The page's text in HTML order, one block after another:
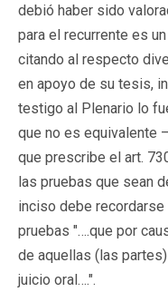
debió haber sido
para el recurrente es
citando al respecto
en apoyo de su tesis,
testigo al Plenario lo
que no es equivalente
que prescribe el art.
las pruebas que sean
inciso debe
pruebas "….que por
de aquellas (las
juicio oral….".